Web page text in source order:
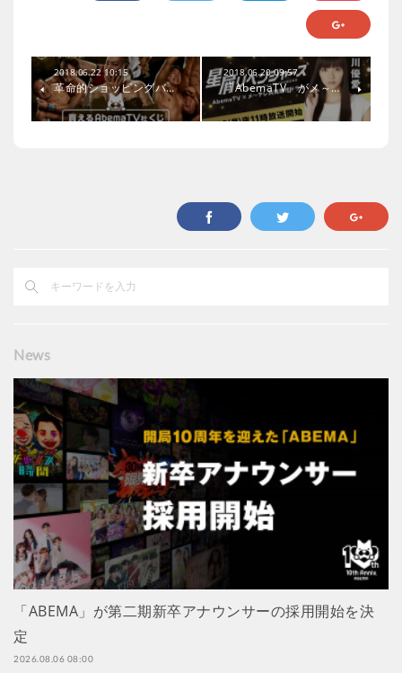
2018.06.22 10:15
革命的ショッピングバ…
2018.06.20 09:57
「AbemaTV」がメ～…
News
「ABEMA」が第二期新卒アナウンサーの採用開始を決
定
2026.08.06 08:00